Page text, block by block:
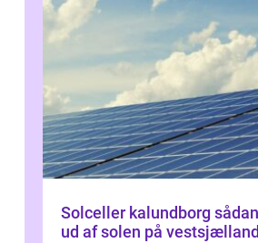
Solceller kalundborg sådan får du mest
ud af solen på vestsjælland